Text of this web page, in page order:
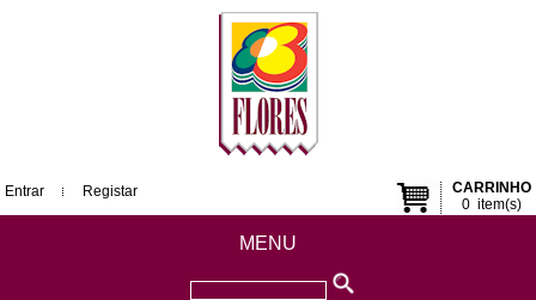
CARRINHO
0item(s)
Entrar Registar
MENU